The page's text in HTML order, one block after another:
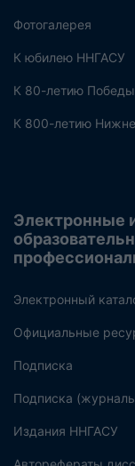
Фотогалерея
К юбилею ННГАСУ
К 80-летию Победы
К 800-летию
Электронные
Электронный
Официальные
Подписка
Подписка
Издания ННГАСУ